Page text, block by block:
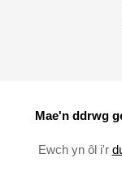
Mae'n ddrwg
Ewch yn ôl i'r